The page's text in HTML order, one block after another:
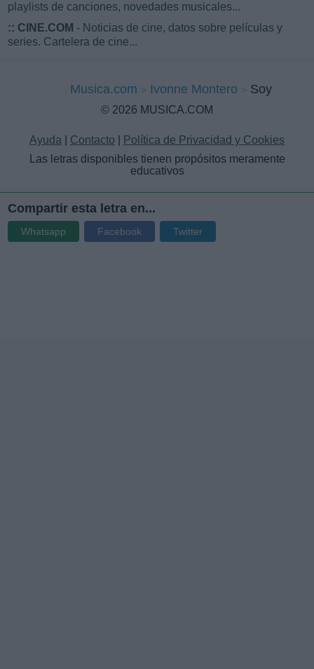
playlists de canciones, novedades musicales...
:: CINE.COM - Noticias de cine, datos sobre películas y
series. Cartelera de cine...
Musica.com Ivonne Montero Soy
© 2026 MUSICA.COM
Ayuda Contacto
Política de Privacidad y Cookies
Las letras disponibles tienen propósitos meramente
educativos
Compartir esta letra en...
Whatsapp Facebook Twitter